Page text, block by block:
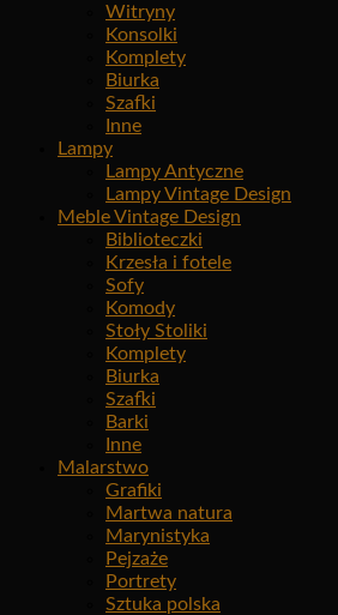
Witryny
Konsolki
Komplety
Biurka
Szafki
Inne
Lampy
Lampy Antyczne
Lampy Vintage Design
Meble Vintage Design
Biblioteczki
Krzesła i fotele
Sofy
Komody
Stoły Stoliki
Komplety
Biurka
Szafki
Barki
Inne
Malarstwo
Grafiki
Martwa natura
Marynistyka
Pejzaże
Portrety
Sztuka polska